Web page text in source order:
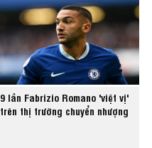
9 lần Fabrizio Romano 'việt vị'
trên thị trường chuyển nhượng